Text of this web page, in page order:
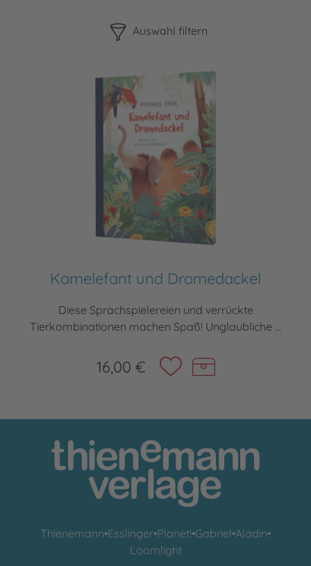
Auswahl filtern
Kamelefant und Dromedackel
Diese Sprachspielereien und verrückte
Tierkombinationen machen Spaß! Unglaubliche ...
16,00 €
Thienemann•Esslinger•Planet!•Gabriel•Aladin•
Loomlight